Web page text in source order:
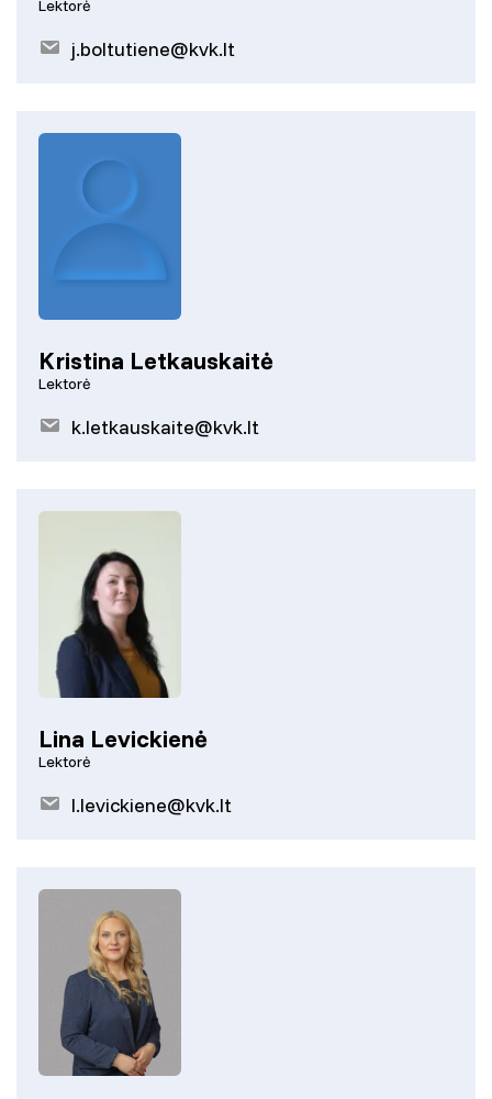
Lektorė
j.boltutiene@kvk.lt
Kristina Letkauskaitė
Lektorė
k.letkauskaite@kvk.lt
Lina Levickienė
Lektorė
l.levickiene@kvk.lt